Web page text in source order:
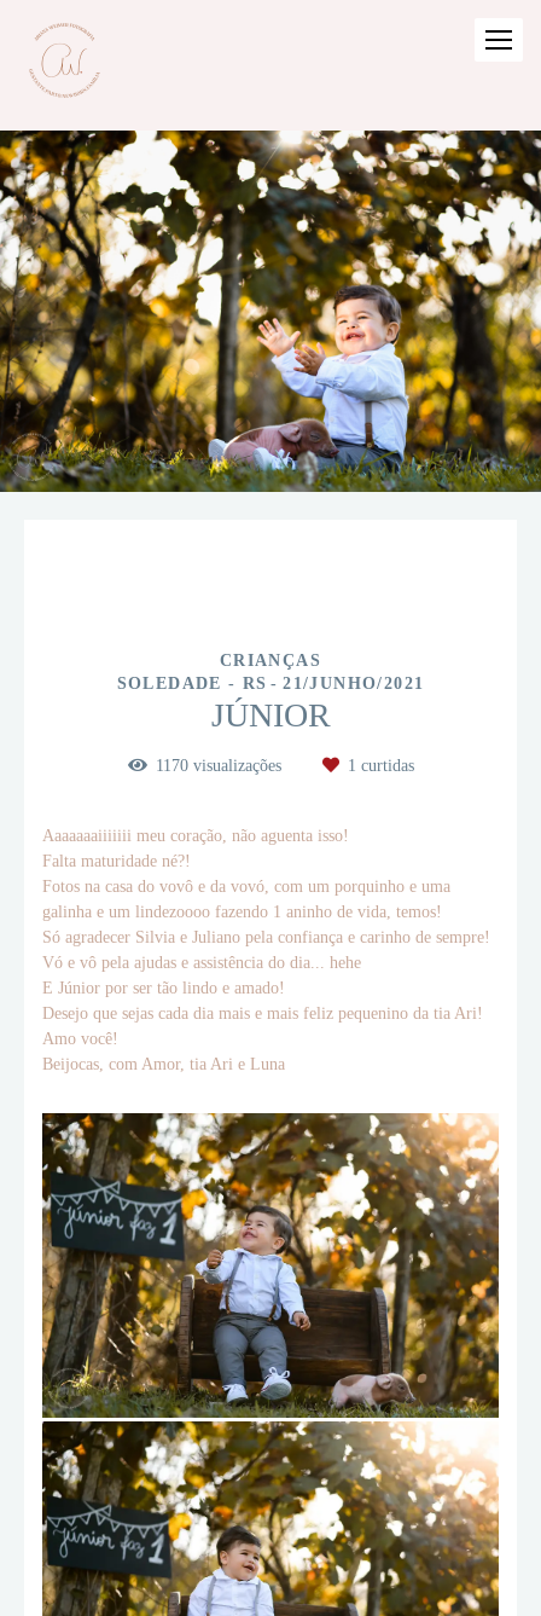
CRIANÇAS
SOLEDADE - RS
21/JUNHO/2021
JÚNIOR
1170visualizações 1 curtidas
Aaaaaaaiiiiiii meu coração, não aguenta isso!
Falta maturidade né?!
Fotos na casa do vovô e da vovó, com um porquinho e uma
galinha e um lindezoooo fazendo 1 aninho de vida, temos!
Só agradecer Silvia e Juliano pela confiança e carinho de sempre!
Vó e vô pela ajudas e assistência do dia... hehe
E Júnior por ser tão lindo e amado!
Desejo que sejas cada dia mais e mais feliz pequenino da tia Ari!
Amo você!
Beijocas, com Amor, tia Ari e Luna